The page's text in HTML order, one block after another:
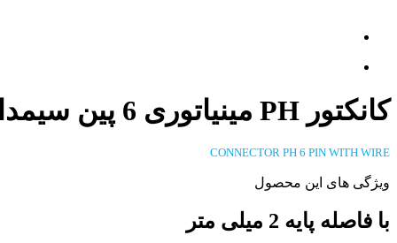
کانکتور PH مینیاتوری 6 پین سیمدار
CONNECTOR PH 6 PIN WITH WIRE
ویژگی های این محصول
با فاصله پایه 2 میلی متر